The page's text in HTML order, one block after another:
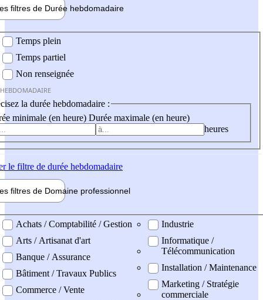
filtres de Durée hebdomadaire
Temps plein
Temps partiel
Non renseignée
la durée hebdomadaire :
minimale (en heure) Durée maximale (en heure)
heures
le filtre de durée hebdomadaire
filtres de Domaine professionnel
professionel
Achats / Comptabilité / Gestion
Arts / Artisanat d'art
Banque / Assurance
Bâtiment / Travaux Publics
Commerce / Vente
Industrie
Informatique /
Télécommunication
Installation / Maintenance
Marketing / Stratégie
commerciale